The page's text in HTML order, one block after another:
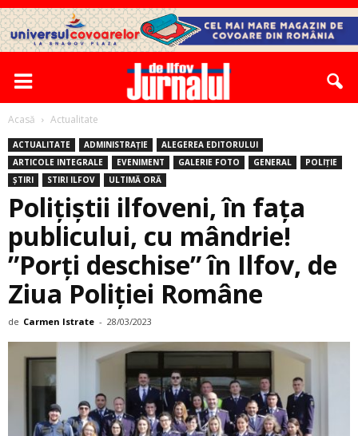
Acasă Actualitate
ACTUALITATE ADMINISTRAȚIE
ALEGEREA EDITORULUI
ARTICOLE INTEGRALE
EVENIMENT GALERIE FOTO GENERAL
POLIȚIE
ȘTIRI
STIRI ILFOV ULTIMĂ ORĂ
Polițiștii ilfoveni, în fața
publicului, cu mândrie!
”Porţi deschise” în Ilfov, de
Ziua Poliţiei Române
de Carmen Istrate - 28/03/2023